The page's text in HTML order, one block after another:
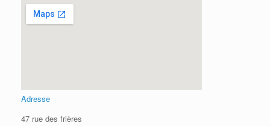
Adresse
47 rue des frières